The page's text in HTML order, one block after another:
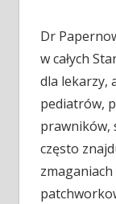
Dr
w całych
dla lekarzy,
pediatrów,
prawników,
często